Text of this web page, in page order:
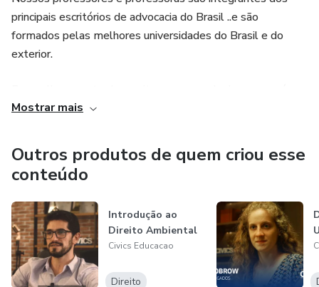
principais escritórios de advocacia do Brasil ..e são
formados pelas melhores universidades do Brasil e do
exterior.
destinada para o financiamento de bolsas de estudo para
Funciona assim: ao adquirir um de nossos cursos, você
estará contribuindo diretamente para o financiamento de
bolsas de estudo para jovens da rede pública e também
para produção de novos cursos.
Já esses novos cursos ... também serão vendidos para
financiar novas bolsas de estudos e mais cursos jurídicos, e
Mostrar mais
Outros produtos de quem criou esse
conteúdo
Introdução ao
Direito Ambiental
Civics Educacao
Direito